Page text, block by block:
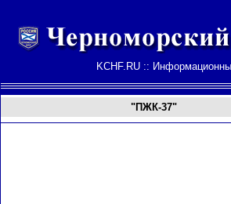
KCHF.RU ::
"ПЖК-37"